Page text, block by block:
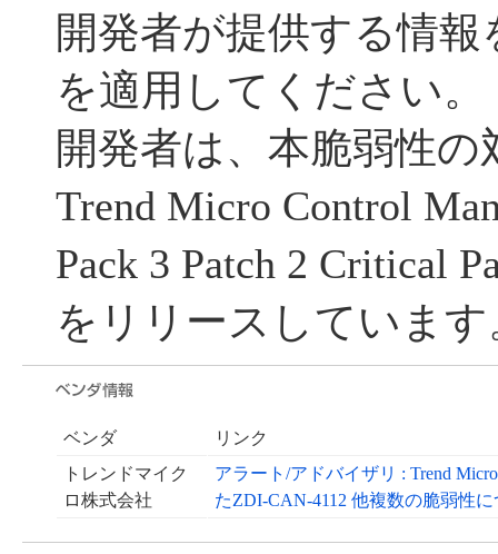
開発者が提供する情
を適用してください。
開発者は、本脆弱性
Trend Micro Control
Pack 3 Patch 2 Critical
をリリースしています
ベンダ
リンク
トレンドマイク
ロ株式会社
アラート/アドバイザリ : Trend
たZDI-CAN-4112 他複数の脆弱性に